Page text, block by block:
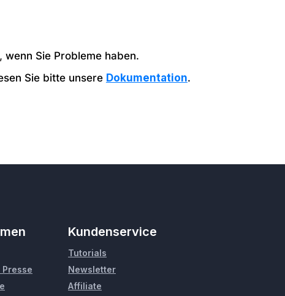
wenn Sie Probleme haben.
Sie bitte unsere Dokumentation.
Kundenservice
Tutorials
Newsletter
Affiliate